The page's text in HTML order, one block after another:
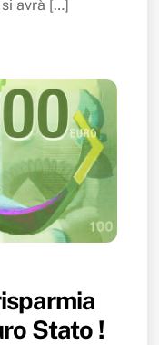
avrà […]
Stato !